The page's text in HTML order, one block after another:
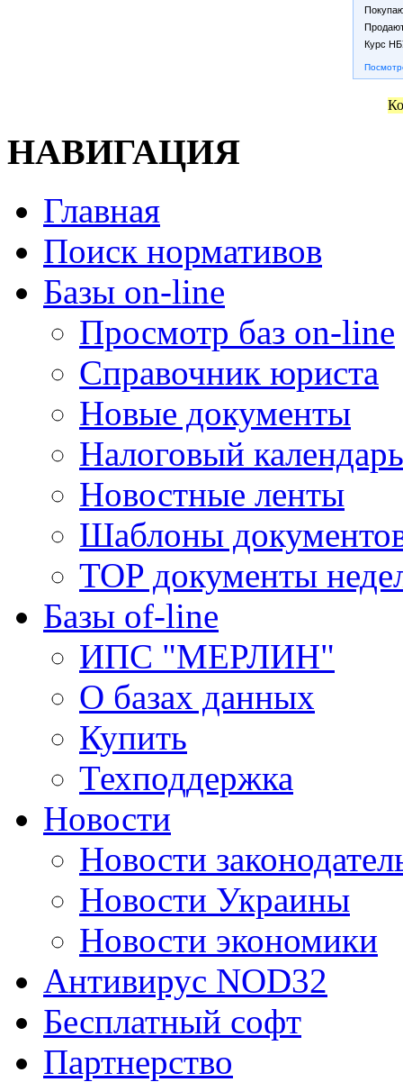
Курс
НАВИГАЦИЯ
Главная
Поиск нормативов
Базы on-line
Просмотр баз on-line
Справочник юриста
Новые документы
Налоговый календарь
Новостные ленты
Шаблоны
TOP документы
Базы of-line
ИПС "МЕРЛИН"
О базах данных
Купить
Техподдержка
Новости
Новости
Новости Украины
Новости экономики
Антивирус NOD32
Бесплатный софт
Партнерство